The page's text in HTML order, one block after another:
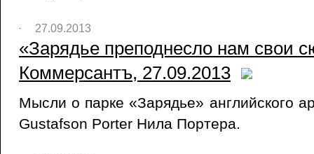
27.09.2013
«Зарядье преподнесло нам свои
Коммерсантъ, 27.09.2013
Мысли о парке «Зарядье» английского
Gustafson Porter Нила Портера.